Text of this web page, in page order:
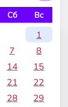
Сб Вс
1
7
8
14
15
21
22
28
29